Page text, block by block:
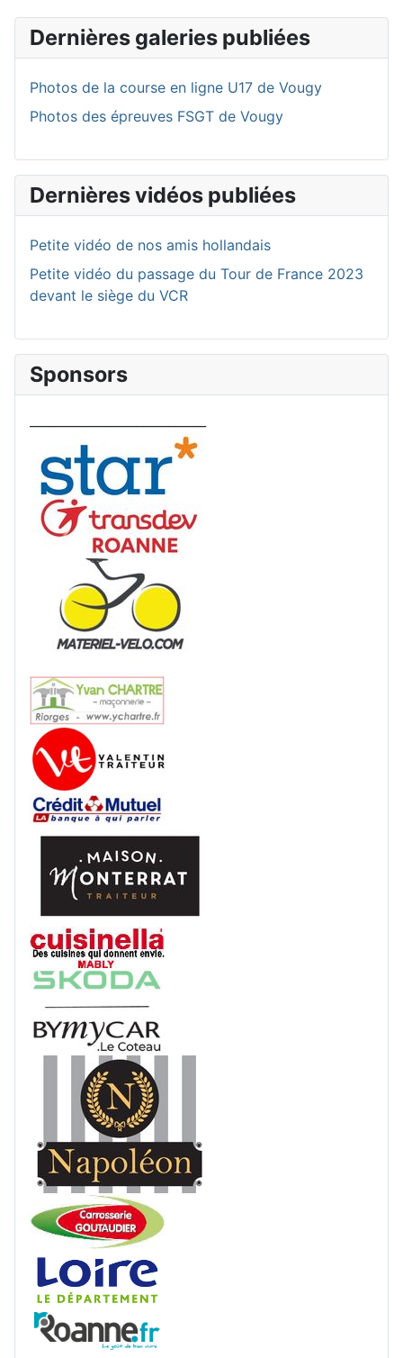
Dernières galeries publiées
Photos de la course en ligne U17 de Vougy
Photos des épreuves FSGT de Vougy
Dernières vidéos publiées
Petite vidéo de nos amis hollandais
Petite vidéo du passage du Tour de France 2023
devant le siège du VCR
Sponsors